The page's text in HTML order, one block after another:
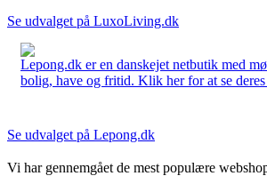
Se udvalget på LuxoLiving.dk
Lepong.dk er en danskejet netbutik med
bolig, have og fritid. Klik her for at se
Se udvalget på Lepong.dk
Vi har gennemgået de mest populære